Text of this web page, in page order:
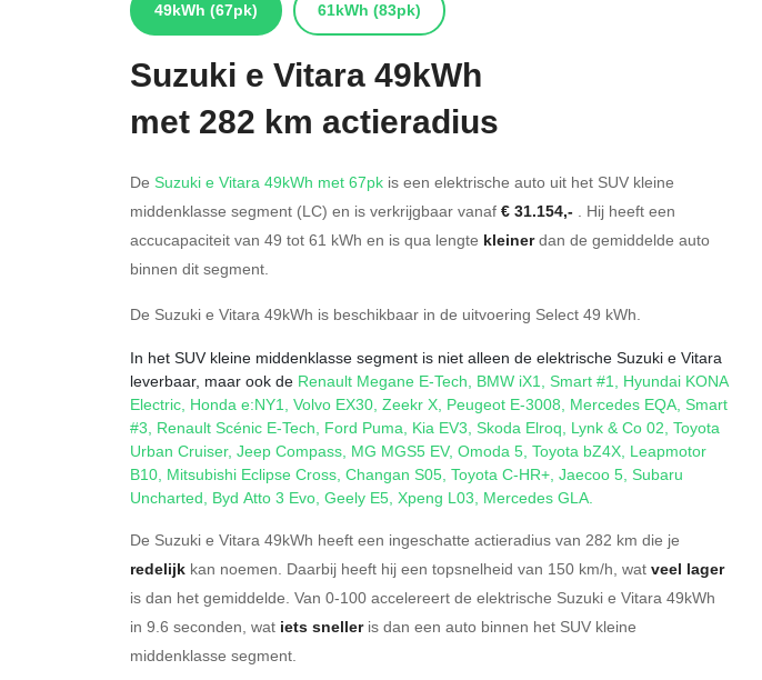
49kWh (67pk) 61kWh (83pk)
Suzuki e Vitara 49kWh
met 282 km actieradius
De Suzuki e Vitara 49kWh met 67pk is een elektrische auto uit het SUV kleine
middenklasse segment (LC) en is verkrijgbaar vanaf € 31.154,- . Hij heeft een
accucapaciteit van 49 tot 61 kWh en is qua lengte kleinerdan de gemiddelde auto
binnen dit segment.
De Suzuki e Vitara 49kWh is beschikbaar in de uitvoering Select 49 kWh.
In het SUV kleine middenklasse segment is niet alleen de elektrische Suzuki e Vitara
leverbaar, maar ook de Renault Megane E-Tech, BMW iX1, Smart #1, Hyundai KONA
Electric, Honda e:NY1, Volvo EX30, Zeekr X, Peugeot E-3008, Mercedes EQA, Smart
#3, Renault Scénic E-Tech, Ford Puma, Kia EV3, Skoda Elroq, Lynk & Co 02, Toyota
Urban Cruiser, Jeep Compass, MG MGS5 EV, Omoda 5, Toyota bZ4X, Leapmotor
B10, Mitsubishi Eclipse Cross, Changan S05, Toyota C-HR+, Jaecoo 5, Subaru
Uncharted, Byd Atto 3 Evo, Geely E5, Xpeng L03, Mercedes GLA.
De Suzuki e Vitara 49kWh heeft een ingeschatte actieradius van 282 km die je
redelijk kan noemen. Daarbij heeft hij een topsnelheid van 150 km/h, wat veel lager
is dan het gemiddelde. Van 0-100 accelereert de elektrische Suzuki e Vitara 49kWh
in 9.6 seconden, wat iets snelleris dan een auto binnen het SUV kleine
middenklasse segment.